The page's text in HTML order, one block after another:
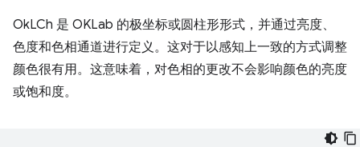
OkLCh 是 OKLab 的极坐标或圆柱形形式，并通过亮度、
色度和色相通道进行定义。这对于以感知上一致的方式调整
颜色很有用。这意味着，对色相的更改不会影响颜色的亮度
或饱和度。